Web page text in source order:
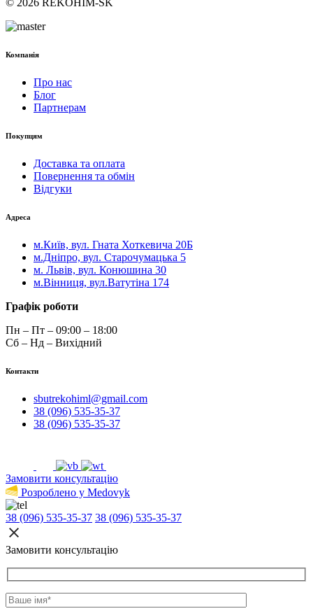
© 2026 REKOHIM-SK
Компанія
Про нас
Блог
Партнерам
Покупцям
Доставка та оплата
Повернення та обмін
Відгуки
Адреса
м.Київ, вул. Гната Хоткевича 20Б
м.Дніпро, вул. Старочумацька 5
м. Львів, вул. Конюшина 30
м.Вінниця, вул.Ватутіна 174
Графік роботи
Пн – Пт – 09:00 – 18:00
Сб – Нд – Вихідний
Контакти
sbutrekohiml@gmail.com
38 (096) 535-35-37
38 (096) 535-35-37
Замовити консультацію
Розроблено у Medovyk
38 (096) 535-35-37 38 (096) 535-35-37
Замовити консультацію